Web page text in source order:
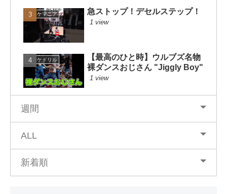
バスケマニア 急ストップ！デセルステップ！
1 view
バスケドリル
【最高のひと時】ウルブズ名物
裸ダンスおじさん "Jiggly Boy"
1 view
週間
ALL
新着順